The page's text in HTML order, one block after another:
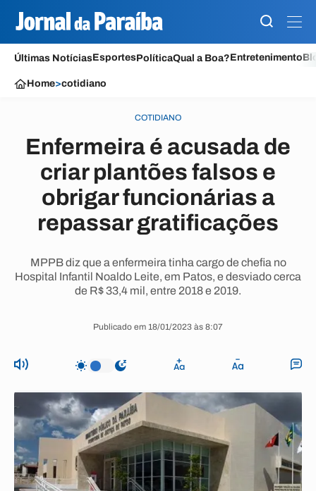
Últimas NotíciasEsportesPolíticaQual a Boa?Entretenimento
Home>cotidiano
COTIDIANO
Enfermeira é acusada de
criar plantões falsos e
obrigar funcionárias a
repassar gratificações
MPPB diz que a enfermeira tinha cargo de chefia no
Hospital Infantil Noaldo Leite, em Patos, e desviado cerca
de R$ 33,4 mil, entre 2018 e 2019.
Publicado em 18/01/2023 às 8:07